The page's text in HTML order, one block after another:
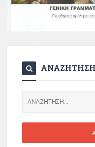
ΑΝΑΖΗΤΗΣΗ